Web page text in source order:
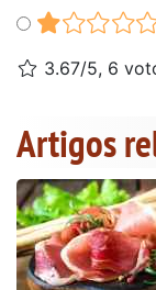
3.67/5, 6
Artigos